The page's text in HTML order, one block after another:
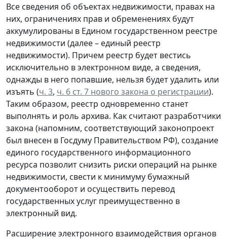
Все сведения об объектах недвижимости, правах на
них, ограничениях прав и обременениях будут
аккумулированы в Едином государственном реестре
недвижимости (далее – единый реестр
недвижимости). Причем реестр будет вестись
исключительно в электронном виде, а сведения,
однажды в него попавшие, нельзя будет удалить или
изъять (ч. 3, ч. 6 ст. 7 нового закона о регистрации).
Таким образом, реестр одновременно станет
выполнять и роль архива. Как считают разработчики
закона (напомним, соответствующий законопроект
был внесен в Госдуму Правительством РФ), создание
единого государственного информационного
ресурса позволит снизить риски операций на рынке
недвижимости, свести к минимуму бумажный
документооборот и осуществить перевод
государственных услуг преимущественно в
электронный вид.
Расширение электронного взаимодействия органов